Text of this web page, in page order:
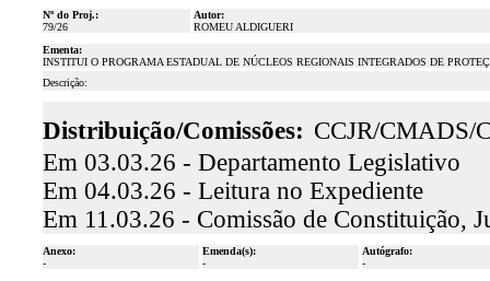
Nº do Proj.:
79/26
Autor:
ROMEU ALDIGUERI
Ementa:
INSTITUI O PROGRAMA ESTADUAL DE NÚCLEOS REGIONAIS INTEGRADOS DE
Descrição:
Distribuição/Comissões: CCJR/CMADS/
Em 03.03.26 - Departamento Legislativo
Em 04.03.26 - Leitura no Expediente
Em 11.03.26 - Comissão de Constituição,
Anexo:
-
Emenda(s):
-
Autógrafo:
-